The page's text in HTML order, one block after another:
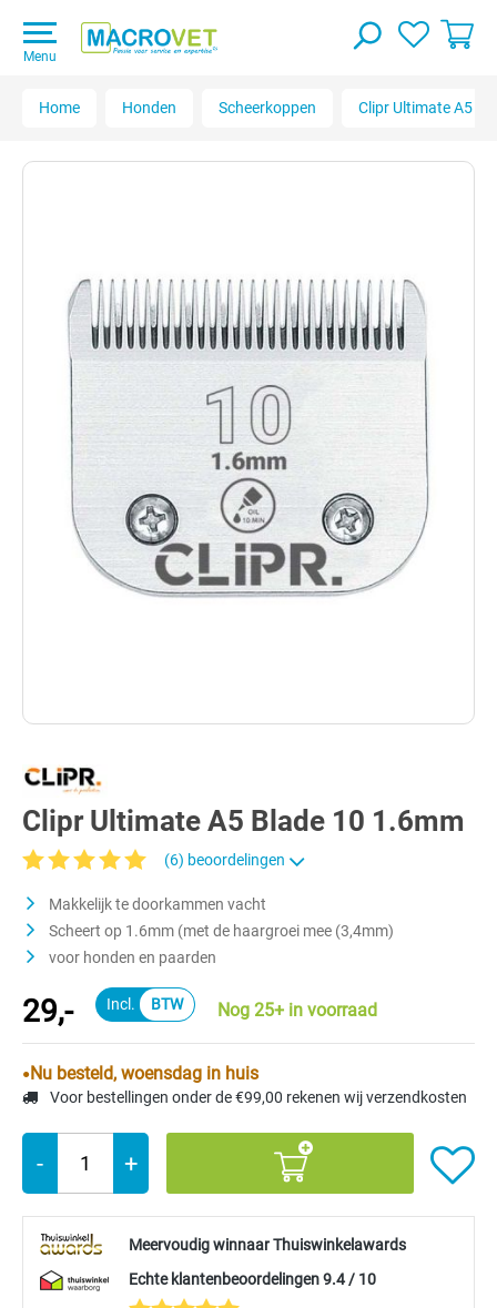
Menu
Home Honden Scheerkoppen Clipr Ultimate A5
Clipr Ultimate A5 Blade 10 1.6mm
(6) beoordelingen
Makkelijk te doorkammen vacht
Scheert op 1.6mm (met de haargroei mee (3,4mm)
voor honden en paarden
29,- Nog 25+ in voorraad
Nu besteld, woensdag in huis
Voor bestellingen onder de €99,00 rekenen wij verzendkosten
- +
Meervoudig winnaar Thuiswinkelawards
Echte klantenbeoordelingen 9.4 / 10